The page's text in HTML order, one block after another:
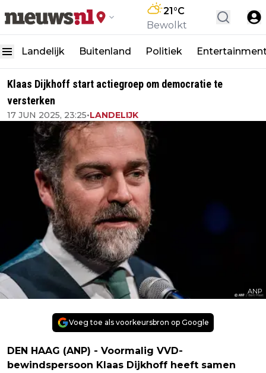
21°C
Bewolkt
Landelijk Buitenland Politiek
Klaas Dijkhoff start actiegroep om democratie te
versterken
17 JUN 2025, 23:25•LANDELIJK
ANP
Voeg toe als voorkeursbron op Google
DEN HAAG (ANP) - Voormalig VVD-
bewindspersoon Klaas Dijkhoff heeft samen